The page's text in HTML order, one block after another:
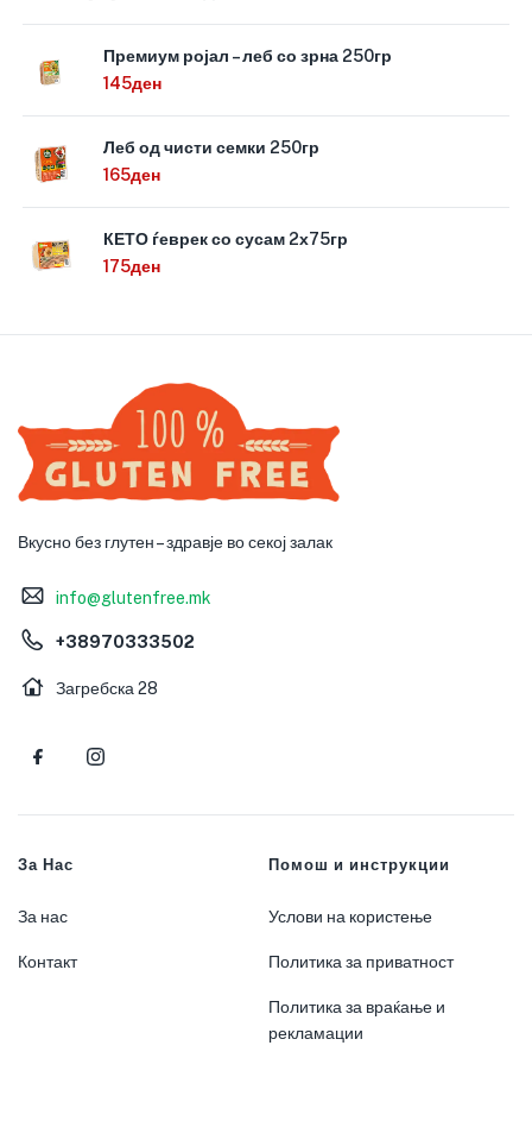
Премиум ројал – леб со зрна 250гр
145ден
Леб од чисти семки 250гр
165ден
КЕТО ѓеврек со сусам 2х75гр
175ден
Вкусно без глутен – здравје во секој залак
info@glutenfree.mk
+38970333502
Загребска 28
За Нас
За нас
Контакт
Помош и инструкции
Услови на користење
Политика за приватност
Политика за враќање и
рекламации